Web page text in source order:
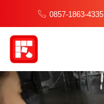
0857-1863-4335